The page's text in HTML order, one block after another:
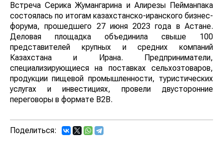
Встреча Серика Жумангарина и Алирезы Пейманпака
состоялась по итогам казахстанско-иранского бизнес-
форума, прошедшего 27 июня 2023 года в Астане.
Деловая площадка объединила свыше 100
представителей крупных и средних компаний
Казахстана и Ирана. Предприниматели,
специализирующиеся на поставках сельхозтоваров,
продукции пищевой промышленности, туристических
услугах и инвестициях, провели двусторонние
переговоры в формате B2B.
Поделиться: